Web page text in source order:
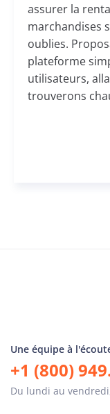
assurer la
marchandises
oublies.
plateforme
utilisateurs,
trouverons
Une équipe à
+1 (800)
Du lundi au